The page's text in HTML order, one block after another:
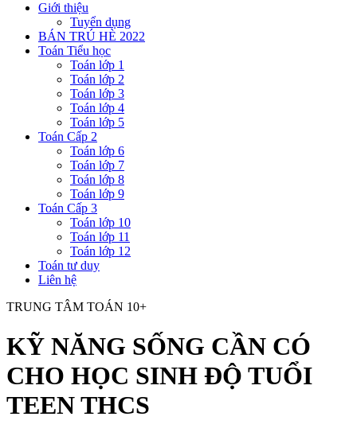
Giới thiệu
Tuyển dụng
BÁN TRÚ HÈ 2022
Toán Tiểu học
Toán lớp 1
Toán lớp 2
Toán lớp 3
Toán lớp 4
Toán lớp 5
Toán Cấp 2
Toán lớp 6
Toán lớp 7
Toán lớp 8
Toán lớp 9
Toán Cấp 3
Toán lớp 10
Toán lớp 11
Toán lớp 12
Toán tư duy
Liên hệ
TRUNG TÂM TOÁN 10+
KỸ NĂNG SỐNG CẦN CÓ
CHO HỌC SINH ĐỘ TUỔI
TEEN THCS